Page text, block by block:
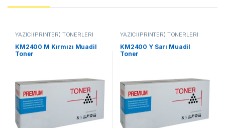
YAZICI(PRİNTER) TONERLERİ
KM2400 M Kırmızı Muadil
Toner
YAZICI(PRİNTER) TONERLERİ
KM2400 Y Sarı Muadil
Toner